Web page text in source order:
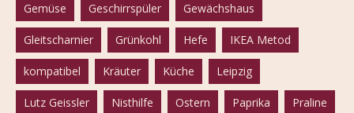
Gemüse Geschirrspüler Gewächshaus
Gleitscharnier Grünkohl Hefe IKEA Metod
kompatibel Kräuter Küche Leipzig
Lutz Geissler Nisthilfe Ostern Paprika Praline